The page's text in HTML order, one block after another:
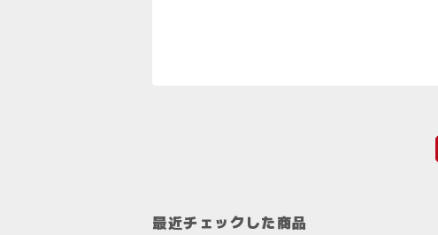
最近チェックした商品